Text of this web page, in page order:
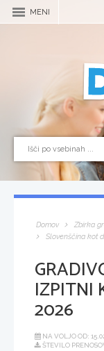
MENI
Domov Zbirka
Slovenščina kot
IZPITNI
2026
NA VOLJO OD:
ŠTEVILO